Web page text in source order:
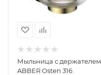
Мыльница с держателем
ABBER Osten 316